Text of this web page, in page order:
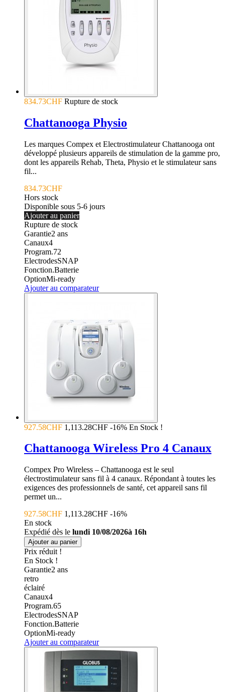
834.73CHF Rupture de stock
Chattanooga Physio
Les marques Compex et Electrostimulateur Chattanooga ont
développé plusieurs appareils de stimulation de la gamme pro,
dont les appareils Rehab, Theta, Physio et le stimulateur sans
fil...
834.73CHF
Hors stock
Disponible sous 5-6 jours
Ajouter au panier
Rupture de stock
Garantie2 ans
Canaux4
Program.72
ElectrodesSNAP
Fonction.Batterie
OptionMi-ready
Ajouter au comparateur
927.58CHF 1,113.28CHF -16% En Stock !
Chattanooga Wireless Pro 4 Canaux
Compex Pro Wireless – Chattanooga est le seul
électrostimulateur sans fil à 4 canaux. Répondant à toutes les
exigences des professionnels de santé, cet appareil sans fil
permet un...
927.58CHF 1,113.28CHF -16%
En stock
Expédié dès le lundi 10/08/2026à 16h
Ajouter au panier
Prix réduit !
En Stock !
Garantie2 ans
retro
éclairé
Canaux4
Program.65
ElectrodesSNAP
Fonction.Batterie
OptionMi-ready
Ajouter au comparateur